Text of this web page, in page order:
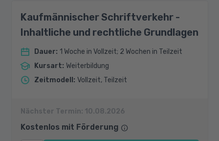
Kaufmännischer Schriftverkehr -
Inhaltliche und rechtliche Grundlagen
Dauer: 1 Woche in Vollzeit; 2 Wochen in Teilzeit
Kursart: Weiterbildung
Zeitmodell : Vollzeit, Teilzeit
Nächster Termin: 10.08.2026
Kostenlos mit Förderung